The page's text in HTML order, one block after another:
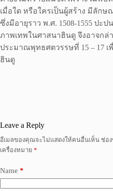
เมื่อใด หรือใครเป็นผู้สร้าง มีลัก
ซึ่งมีอายุราว พ.ศ. 1508-1555 ปะ
ภาพเทพในศาสนาฮินดู จึงอาจกล่
ประมาณพุทธศตวรรษที่ 15 – 17
ฮินดู
Leave a Reply
อีเมลของคุณจะไม่แสดงให้คนอื่นเห็น ช่อ
เครื่องหมาย *
Name *